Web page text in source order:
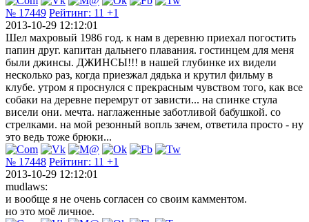
№ 17449 Рейтинг: 11 +1
2013-10-29 12:12:01
Шел махровый 1986 год. к нам в деревню приехал погостить
папин друг. капитан дальнего плавания. гостинцем для меня
были джинсы. ДЖИНСЫ!!! в нашей глубинке их видели
несколько раз, когда приезжал дядька и крутил фильму в
клубе. утром я проснулся с прекрасным чувством того, как все
собаки на деревне перемрут от зависти... на спинке стула
висели они. мечта. наглаженные заботливой бабушкой. со
стрелками. на мой резонный вопль зачем, ответила просто - ну
это ведь тоже брюки...
№ 17448 Рейтинг: 11 +1
2013-10-29 12:12:01
mudlaws:
и вообще я не очень согласен со своим камментом.
но это моё личное.